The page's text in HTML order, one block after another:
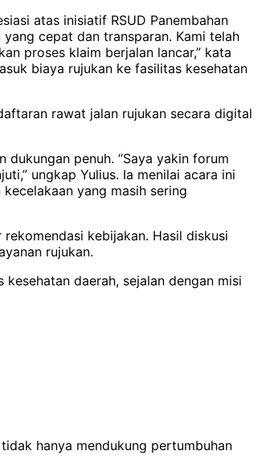
atas inisiatif RSUD Panembahan
cepat dan transparan. Kami telah
proses klaim berjalan lancar,” kata
biaya rujukan ke fasilitas kesehatan
rawat jalan rujukan secara digital
dukungan penuh. “Saya yakin forum
ungkap Yulius. Ia menilai acara ini
yang masih sering
kebijakan. Hasil diskusi
rujukan.
daerah, sejalan dengan misi
hanya mendukung pertumbuhan